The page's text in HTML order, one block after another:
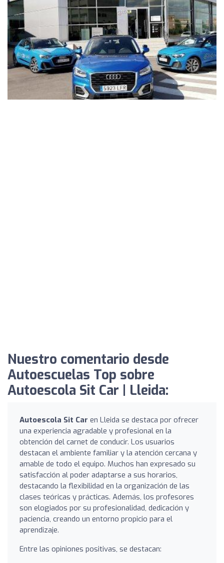
Nuestro comentario desde
Autoescuelas Top sobre
Autoescola Sit Car | Lleida:
Autoescola Sit Car en Lleida se destaca por ofrecer
una experiencia agradable y profesional en la
obtención del carnet de conducir. Los usuarios
destacan el ambiente familiar y la atención cercana y
amable de todo el equipo. Muchos han expresado su
satisfacción al poder adaptarse a sus horarios,
destacando la flexibilidad en la organización de las
clases teóricas y prácticas. Además, los profesores
son elogiados por su profesionalidad, dedicación y
paciencia, creando un entorno propicio para el
aprendizaje.
Entre las opiniones positivas, se destacan: